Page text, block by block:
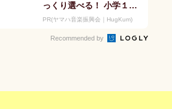
っくり選べる！ 小学１年
生夏休みからの「音楽教
PR(ヤマハ音楽振興会｜HugKum)
Recommended by